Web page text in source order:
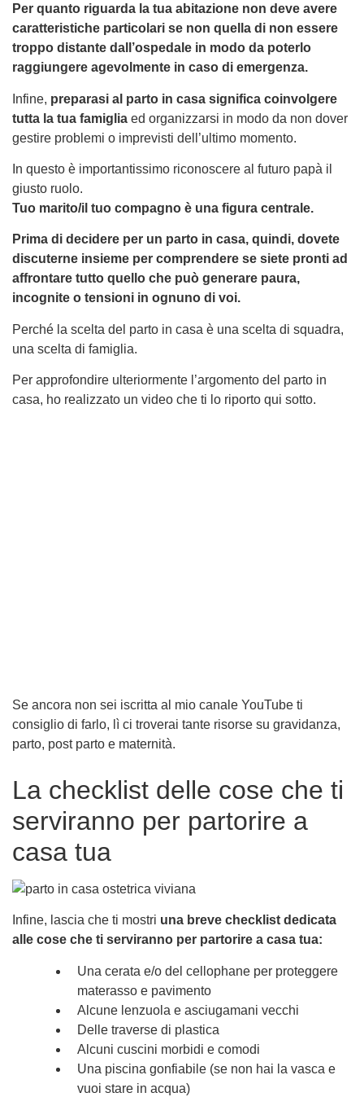
Per quanto riguarda la tua abitazione non deve avere
caratteristiche particolari se non quella di non essere
troppo distante dall’ospedale in modo da poterlo
raggiungere agevolmente in caso di emergenza.
Infine, preparasi al parto in casa significa coinvolgere
tutta la tua famiglia ed organizzarsi in modo da non dover
gestire problemi o imprevisti dell’ultimo momento.
In questo è importantissimo riconoscere al futuro papà il
giusto ruolo.
Tuo marito/il tuo compagno è una figura centrale.
Prima di decidere per un parto in casa, quindi, dovete
discuterne insieme per comprendere se siete pronti ad
affrontare tutto quello che può generare paura,
incognite o tensioni in ognuno di voi.
Perché la scelta del parto in casa è una scelta di squadra,
una scelta di famiglia.
Per approfondire ulteriormente l’argomento del parto in
casa, ho realizzato un video che ti lo riporto qui sotto.
Se ancora non sei iscritta al mio canale YouTube ti
consiglio di farlo, lì ci troverai tante risorse su gravidanza,
parto, post parto e maternità.
La checklist delle cose che ti
serviranno per partorire a
casa tua
Infine, lascia che ti mostri una breve checklist dedicata
alle cose che ti serviranno per partorire a casa tua:
Una cerata e/o del cellophane per proteggere
materasso e pavimento
Alcune lenzuola e asciugamani vecchi
Delle traverse di plastica
Alcuni cuscini morbidi e comodi
Una piscina gonfiabile (se non hai la vasca e
vuoi stare in acqua)